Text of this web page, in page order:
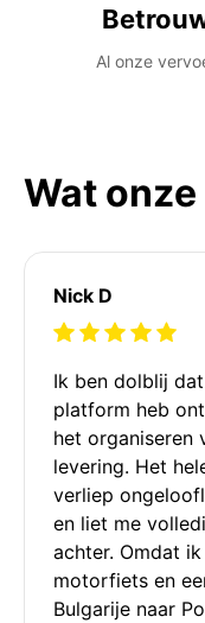
Al onze
Wat
Nick D
Ik ben dolblij
platform heb
het organiseren
levering. Het
verliep
en liet me
achter. Omdat ik
motorfiets en
Bulgarije naar